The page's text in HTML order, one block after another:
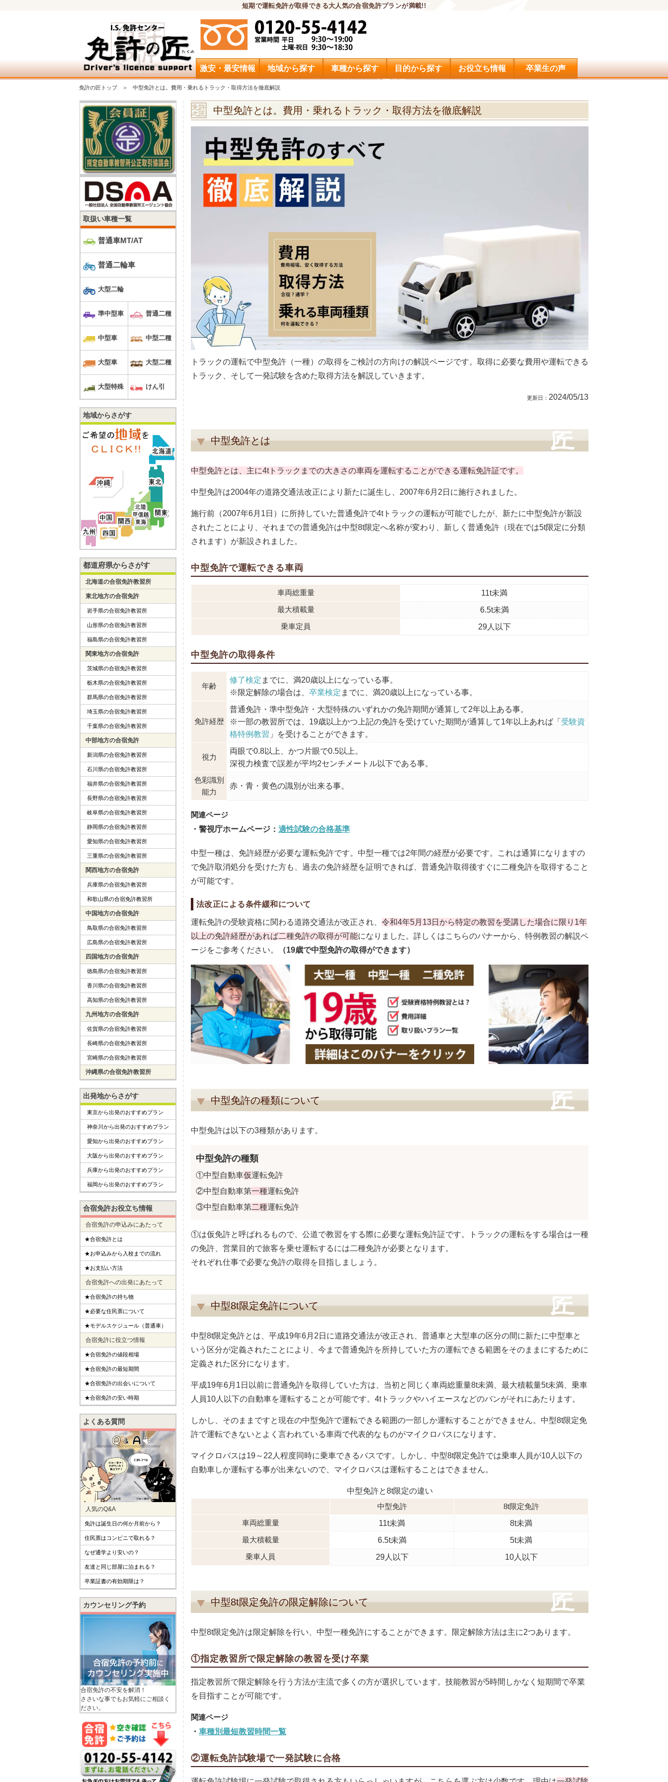
短期で運転免許が取得できる大人気の合宿免許プランが満載!!
問合せ
激安・最安情報 地域から探す 車種から探す 目的から探す お役立ち情報 卒業生の声
免許の匠トップ 中型免許とは。費用・乗れるトラック・取得方法を徹底解説
中型免許とは。費用・乗れるトラック・取得方法を徹底解説
トラックの運転で中型免許（一種）の取得をご検討の方向けの解説ページです。取得に必要な費用や運転できる
トラック、そして一発試験を含めた取得方法を解説していきます。
2024/05/13
中型免許とは
中型免許とは、主に4tトラックまでの大きさの車両を運転することができる運転免許証です。
中型免許は2004年の道路交通法改正により新たに誕生し、2007年6月2日に施行されました。
施行前（2007年6月1日）に所持していた普通免許で4tトラックの運転が可能でしたが、新たに中型免許が新設
されたことにより、それまでの普通免許は中型8t限定へ名称が変わり、新しく普通免許（現在では5t限定に分類
されます）が新設されました。
中型免許で運転できる車両
車両総重量
11t未満
最大積載量
6.5t未満
乗車定員
29人以下
中型免許の取得条件
年齢
修了検定 までに、満20歳以上になっている事。
※限定解除の場合は、 卒業検定 までに、満20歳以上になっている事。
免許経歴
普通免許・準中型免許・大型特殊のいずれかの免許期間が通算して2年以上ある事。
※一部の教習所では、19歳以上かつ上記の免許を受けていた期間が通算して1年以上あれば「 受験資
格特例教習 」を受けることができます。
視力
両眼で0.8以上、かつ片眼で0.5以上。
深視力検査で誤差が平均2センチメートル以下である事。
色彩識別
能力
赤・青・黄色の識別が出来る事。
警視庁ホームページ： 適性試験の合格基準
中型一種は、免許経歴が必要な運転免許です。中型一種では2年間の経歴が必要です。これは通算になりますの
で免許取消処分を受けた方も、過去の免許経歴を証明できれば、普通免許取得後すぐに二種免許を取得すること
が可能です。
法改正による条件緩和について
運転免許の受験資格に関わる道路交通法が改正され、 令和4年5月13日から特定の教習を受講した場合に限り1年
以上の免許経歴があれば二種免許の取得が可能になりました。詳しくはこちらのバナーから、特例教習の解説ペ
ージをご参考ください。
（19歳で中型免許の取得ができます）
中型免許の種類について
中型免許は以下の3種類があります。
中型免許の種類
①中型自動車仮運転免許
②中型自動車第一種運転免許
③中型自動車第二種運転免許
①は仮免許と呼ばれるもので、公道で教習をする際に必要な運転免許証です。トラックの運転をする場合は一種
の免許、営業目的で旅客を乗せ運転するには二種免許が必要となります。
それぞれ仕事で必要な免許の取得を目指しましょう。
中型8t限定免許について
中型8t限定免許とは、平成19年6月2日に道路交通法が改正され、普通車と大型車の区分の間に新たに中型車と
いう区分が定義されたことにより、今まで普通免許を所持していた方の運転できる範囲をそのままにするために
定義された区分になります。
平成19年6月1日以前に普通免許を取得していた方は、当初と同じく車両総重量8t未満、最大積載量5t未満、乗車
人員10人以下の自動車を運転することが可能です。4tトラックやハイエースなどのバンがそれにあたります。
しかし、そのままですと現在の中型免許で運転できる範囲の一部しか運転することができません。中型8t限定免
許で運転できないとよく言われている車両で代表的なものがマイクロバスになります。
マイクロバスは19～22人程度同時に乗車できるバスです。しかし、中型8t限定免許では乗車人員が10人以下の
自動車しか運転する事が出来ないので、マイクロバスは運転することはできません。
中型免許と8t限定の違い
中型免許
8t限定免許
車両総重量
11t未満
8t未満
最大積載量
6.5t未満
5t未満
乗車人員
29人以下 10人以下
中型8t限定免許の限定解除について
中型8t限定免許は限定解除を行い、中型一種免許にすることができます。限定解除方法は主に2つあります。
①指定教習所で限定解除の教習を受け卒業
指定教習所で限定解除を行う方法が主流で多くの方が選択しています。技能教習が5時間しかなく短期間で卒業
を目指すことが可能です。
車種別最短教習時間一覧
②運転免許試験場で一発試験に合格
取扱い車種一覧
普通車MT/AT
普通二輪車
大型二輪
準中型車 普通二種
中型車 中型二種
大型車 大型二種
大型特殊 けん引
地域からさがす
都道府県からさがす
北海道の合宿免許教習所
東北地方の合宿免許
岩手県の合宿免許教習所
山形県の合宿免許教習所
福島県の合宿免許教習所
関東地方の合宿免許
茨城県の合宿免許教習所
栃木県の合宿免許教習所
群馬県の合宿免許教習所
埼玉県の合宿免許教習所
千葉県の合宿免許教習所
中部地方の合宿免許
新潟県の合宿免許教習所
石川県の合宿免許教習所
福井県の合宿免許教習所
長野県の合宿免許教習所
岐阜県の合宿免許教習所
静岡県の合宿免許教習所
愛知県の合宿免許教習所
三重県の合宿免許教習所
関西地方の合宿免許
兵庫県の合宿免許教習所
和歌山県の合宿免許教習所
中国地方の合宿免許
鳥取県の合宿免許教習所
広島県の合宿免許教習所
四国地方の合宿免許
徳島県の合宿免許教習所
香川県の合宿免許教習所
高知県の合宿免許教習所
九州地方の合宿免許
佐賀県の合宿免許教習所
長崎県の合宿免許教習所
宮崎県の合宿免許教習所
沖縄県の合宿免許教習所
出発地からさがす
東京から出発のおすすめプラン
神奈川から出発のおすすめプラン
愛知から出発のおすすめプラン
大阪から出発のおすすめプラン
兵庫から出発のおすすめプラン
福岡から出発のおすすめプラン
合宿免許お役立ち情報
合宿免許の申込みにあたって
★合宿免許とは
★お申込みから入校までの流れ
★お支払い方法
合宿免許への出発にあたって
★合宿免許の持ち物
★必要な住民票について
★モデルスケジュール（普通車）
合宿免許に役立つ情報
★合宿免許の値段相場
★合宿免許の最短期間
★合宿免許の出会いについて
★合宿免許の安い時期
よくある質問
人気のQ&A
免許は誕生日の何か月前から？
住民票はコンビニで取れる？
なぜ通学より安いの？
友達と同じ部屋に泊まれる？
卒業証書の有効期限は？
カウンセリング予約
合宿免許の不安を解消！
ささいな事でもお気軽にご相談く
ださい。